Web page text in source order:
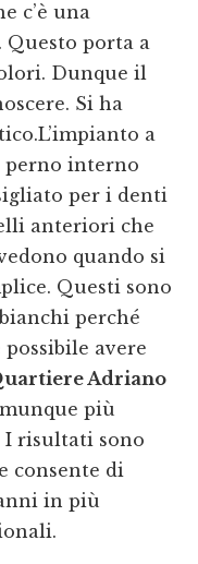
c’è una
Questo porta a
Dunque il
Si ha
a
perno interno
per i denti
anteriori che
quando si
Questi sono
perché
avere
Adriano
più
I risultati sono
consente di
in più